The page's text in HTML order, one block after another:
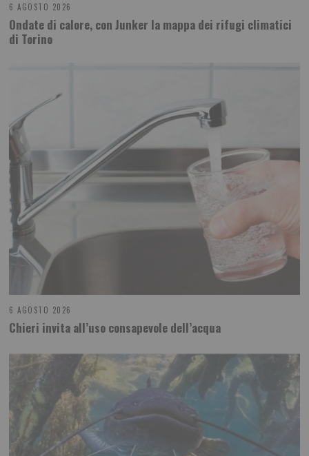
6 AGOSTO 2026
Ondate di calore, con Junker la mappa dei rifugi climatici
di Torino
6 AGOSTO 2026
Chieri invita all’uso consapevole dell’acqua